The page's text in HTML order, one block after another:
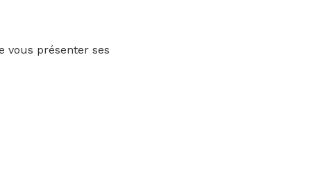
vous présenter ses